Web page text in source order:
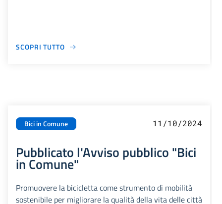
SCOPRI TUTTO
Bici in Comune 11/10/2024
Pubblicato l'Avviso pubblico "Bici
in Comune"
Promuovere la bicicletta come strumento di mobilità
sostenibile per migliorare la qualità della vita delle città